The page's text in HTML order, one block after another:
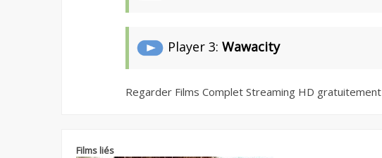
Player 3: Wawacity
Regarder Films Complet Streaming HD gratuitement
Films liés